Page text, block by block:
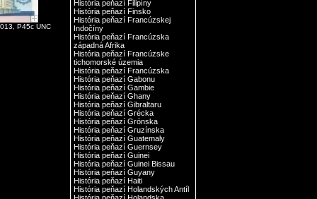
P45c UNC
História peňazí Filipíny
História peňazí Finsko
História peňazí Francúzskej
Indočíny
História peňazí Francúzska
západná Afrika
História peňazí Francúzske
tichomorské územia
História peňazí Francúzska
História peňazí Gabonu
História peňazí Gambie
História peňazí Ghany
História peňazí Gibraltaru
História peňazí Grécka
História peňazí Grónska
História peňazí Gruzínska
História peňazí Guatemaly
História peňazí Guernsey
História peňazí Guinei
História peňazí Guinei Bissau
História peňazí Guyany
História peňazí Haiti
História peňazí Holandských Antíl